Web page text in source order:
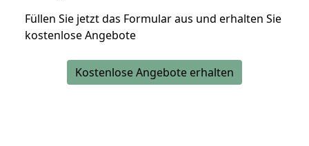
Füllen Sie jetzt das Formular aus und erhalten Sie
kostenlose Angebote
Kostenlose Angebote erhalten